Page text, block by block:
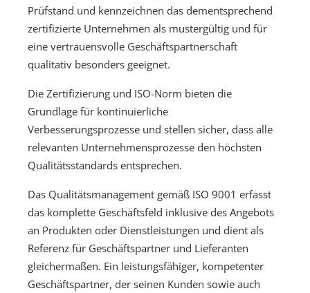
Prüfstand und kennzeichnen das dementsprechend
zertifizierte Unternehmen als mustergültig und für
eine vertrauensvolle Geschäftspartnerschaft
qualitativ besonders geeignet.
Die Zertifizierung und ISO-Norm bieten die
Grundlage für kontinuierliche
Verbesserungsprozesse und stellen sicher, dass alle
relevanten Unternehmensprozesse den höchsten
Qualitätsstandards entsprechen.
Das Qualitätsmanagement gemäß ISO 9001 erfasst
das komplette Geschäftsfeld inklusive des Angebots
an Produkten oder Dienstleistungen und dient als
Referenz für Geschäftspartner und Lieferanten
gleichermaßen. Ein leistungsfähiger, kompetenter
Geschäftspartner, der seinen Kunden sowie auch